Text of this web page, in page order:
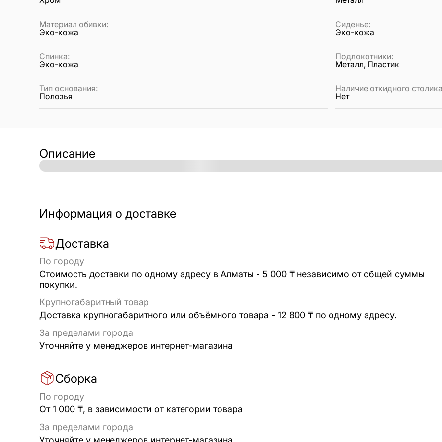
Материал обивки:
Эко-кожа
Сиденье:
Эко-кожа
Спинка:
Эко-кожа
Подлокотники:
Металл, Пластик
Тип основания:
Полозья
Наличие откидного столика
Нет
Описание
Информация о доставке
Доставка
По городу
Стоимость доставки по одному адресу в Алматы - 5 000 ₸ независимо от общей суммы
покупки.
Крупногабаритный товар
Доставка крупногабаритного или объёмного товара - 12 800 ₸ по одному адресу.
За пределами города
Уточняйте у менеджеров интернет-магазина
Сборка
По городу
От 1 000 ₸, в зависимости от категории товара
За пределами города